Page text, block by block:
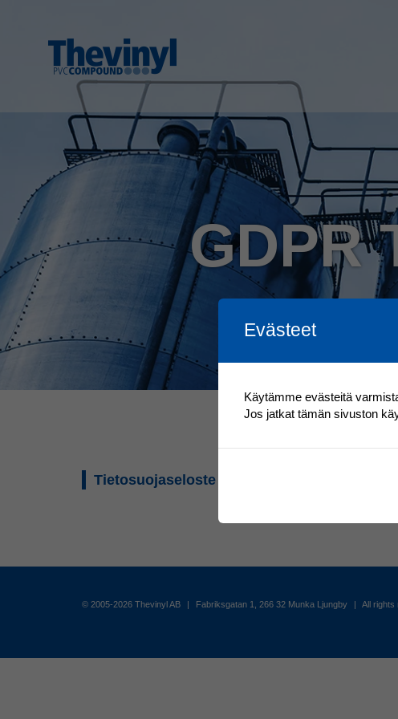
GDPR
Tietosuojaseloste (ulkoinen) 2018-05-21
© 2005-2026 Thevinyl AB | Fabriksgatan 1, 266 32 Munka Ljungby | All rights
Evästeet
Käytämme evästeitä
Jos jatkat tämän sivuston